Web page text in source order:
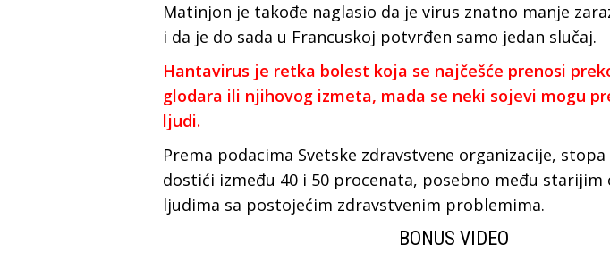
Matinjon je takođe naglasio da je virus znatno manje
i da je do sada u Francuskoj potvrđen samo jedan slučaj.
Hantavirus je retka bolest koja se najčešće prenosi
glodara ili njihovog izmeta, mada se neki sojevi mogu
ljudi.
Prema podacima Svetske zdravstvene organizacije,
dostići između 40 i 50 procenata, posebno među starijim
ljudima sa postojećim zdravstvenim problemima.
BONUS VIDEO